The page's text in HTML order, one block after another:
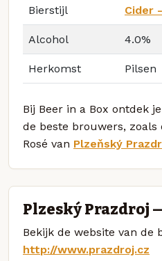
Bierstijl Cider
Alcohol 4.0%
Herkomst Pilsen
Bij Beer in a Box ontdek
de beste brouwers, zoals
Rosé van Plzeňský
Plzeňský Prazdroj
Bekijk de website van de
http://www.prazdroj.cz